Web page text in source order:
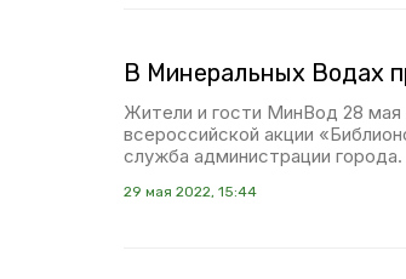
В Минеральных Водах
Жители и гости МинВод 28 мая
всероссийской акции
служба администрации города.
29 мая 2022, 15:44